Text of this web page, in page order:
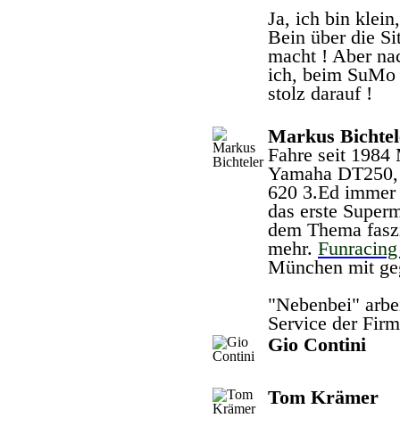
Ja, ich bin
Bein über die
macht ! Aber
ich, beim
stolz darauf !
Markus
Fahre seit
Yamaha
620 3.Ed
das erste
dem Thema
mehr.
München mit
"Nebenbei"
Service der
Gio Contini
Tom Krämer